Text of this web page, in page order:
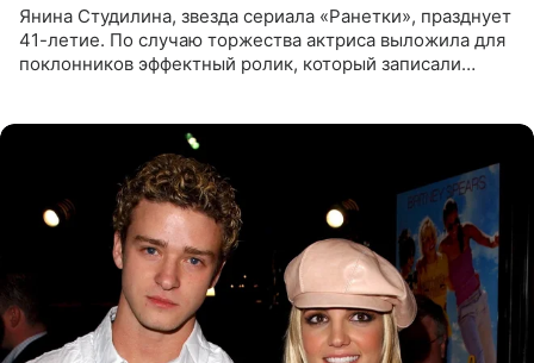
Янина Студилина, звезда сериала «Ранетки», празднует
41-летие. По случаю торжества актриса выложила для
поклонников эффектный ролик, который записали